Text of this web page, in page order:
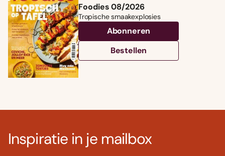
Foodies 08/2026
Tropische smaakexplosies
Abonneren
Bestellen
Inspiratie in je mailbox